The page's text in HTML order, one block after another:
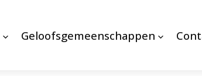
Geloofsgemeenschappen